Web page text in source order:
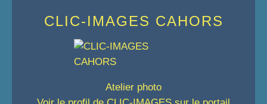
CLIC-IMAGES CAHORS
Atelier photo